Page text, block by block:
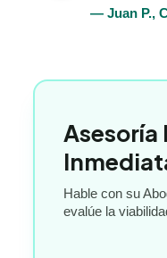
— Juan P.,
Asesoría
Hable con su
evalúe la